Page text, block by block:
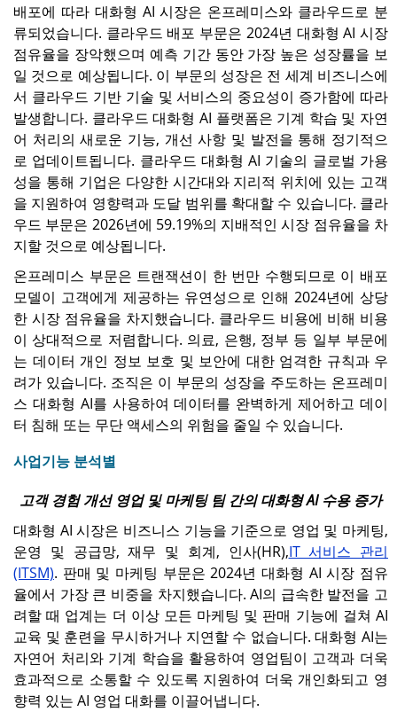
배포에 따라 대화형 AI 시장은 온프레미스와 클라우드로 분
류되었습니다. 클라우드 배포 부문은 2024년 대화형 AI 시장
점유율을 장악했으며 예측 기간 동안 가장 높은 성장률을 보
일 것으로 예상됩니다. 이 부문의 성장은 전 세계 비즈니스에
서 클라우드 기반 기술 및 서비스의 중요성이 증가함에 따라
발생합니다. 클라우드 대화형 AI 플랫폼은 기계 학습 및 자연
어 처리의 새로운 기능, 개선 사항 및 발전을 통해 정기적으
로 업데이트됩니다. 클라우드 대화형 AI 기술의 글로벌 가용
성을 통해 기업은 다양한 시간대와 지리적 위치에 있는 고객
을 지원하여 영향력과 도달 범위를 확대할 수 있습니다. 클라
우드 부문은 2026년에 59.19%의 지배적인 시장 점유율을 차
지할 것으로 예상됩니다.
온프레미스 부문은 트랜잭션이 한 번만 수행되므로 이 배포
모델이 고객에게 제공하는 유연성으로 인해 2024년에 상당
한 시장 점유율을 차지했습니다. 클라우드 비용에 비해 비용
이 상대적으로 저렴합니다. 의료, 은행, 정부 등 일부 부문에
는 데이터 개인 정보 보호 및 보안에 대한 엄격한 규칙과 우
려가 있습니다. 조직은 이 부문의 성장을 주도하는 온프레미
스 대화형 AI를 사용하여 데이터를 완벽하게 제어하고 데이
터 침해 또는 무단 액세스의 위험을 줄일 수 있습니다.
사업기능 분석별
고객 경험 개선 영업 및 마케팅 팀 간의 대화형 AI 수용 증가
대화형 AI 시장은 비즈니스 기능을 기준으로 영업 및 마케팅,
운영 및 공급망, 재무 및 회계, 인사(HR),IT 서비스 관리
(ITSM). 판매 및 마케팅 부문은 2024년 대화형 AI 시장 점유
율에서 가장 큰 비중을 차지했습니다. AI의 급속한 발전을 고
려할 때 업계는 더 이상 모든 마케팅 및 판매 기능에 걸쳐 AI
교육 및 훈련을 무시하거나 지연할 수 없습니다. 대화형 AI는
자연어 처리와 기계 학습을 활용하여 영업팀이 고객과 더욱
효과적으로 소통할 수 있도록 지원하여 더욱 개인화되고 영
향력 있는 AI 영업 대화를 이끌어냅니다.